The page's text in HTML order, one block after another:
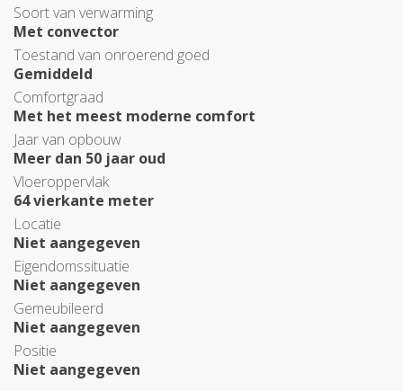
Soort van verwarming
Met convector
Toestand van onroerend goed
Gemiddeld
Comfortgraad
Met het meest moderne comfort
Jaar van opbouw
Meer dan 50 jaar oud
Vloeroppervlak
64 vierkante meter
Locatie
Niet aangegeven
Eigendomssituatie
Niet aangegeven
Gemeubileerd
Niet aangegeven
Positie
Niet aangegeven